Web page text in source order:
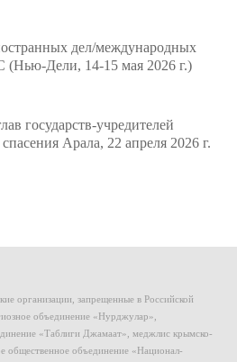
дел/международных
Дели, 14-15 мая 2026 г.)
государств-учредителей
Арала, 22 апреля 2026 г.
организации, запрещенные в Российской
объединение «Нурджулар»,
«Таблиги Джамаат», меджлис крымско-
общественное объединение «Национал-